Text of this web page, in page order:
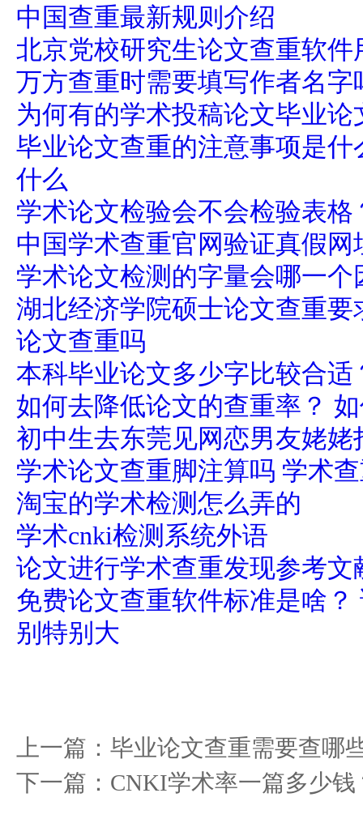
中国查重最新规则介绍
北京党校研究生论文查重软件
万方查重时需要填写作者名字
为何有的学术投稿论文毕业
毕业论文查重的注意事项是
什么
学术论文检验会不会检验表格
中国学术查重官网验证真假网
学术论文检测的字量会哪一个
湖北经济学院硕士论文查重
论文查重吗
本科毕业论文多少字比较合
如何去降低论文的查重率？
初中生去东莞见网恋男友姥姥
学术论文查重脚注算吗 学术
淘宝的学术检测怎么弄的
学术cnki检测系统外语
论文进行学术查重发现参考
免费论文查重软件标准是啥
别特别大
上一篇： 毕业论文查重需要查哪
下一篇： CNKI学术率一篇多少钱